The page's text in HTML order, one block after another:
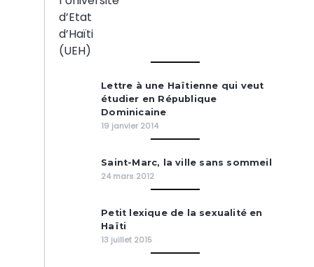
Lettre à une Haïtienne qui veut
étudier en République
Dominicaine
19 janvier 2014
Saint-Marc, la ville sans sommeil
24 mars 2012
Petit lexique de la sexualité en
Haïti
13 juillet 2015